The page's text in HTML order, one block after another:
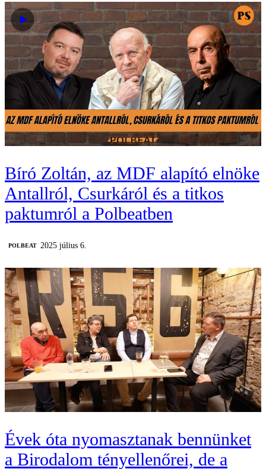
Bíró Zoltán, az MDF alapító elnöke
Antallról, Csurkáról és a titkos
paktumról a Polbeatben
‎POLBEAT 2025 július 6.
Évek óta nyomasztanak bennünket
a Birodalom tényellenőrei, de a